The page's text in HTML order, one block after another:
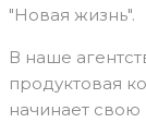
"Новая жизнь".
В наше
продуктовая
начинает